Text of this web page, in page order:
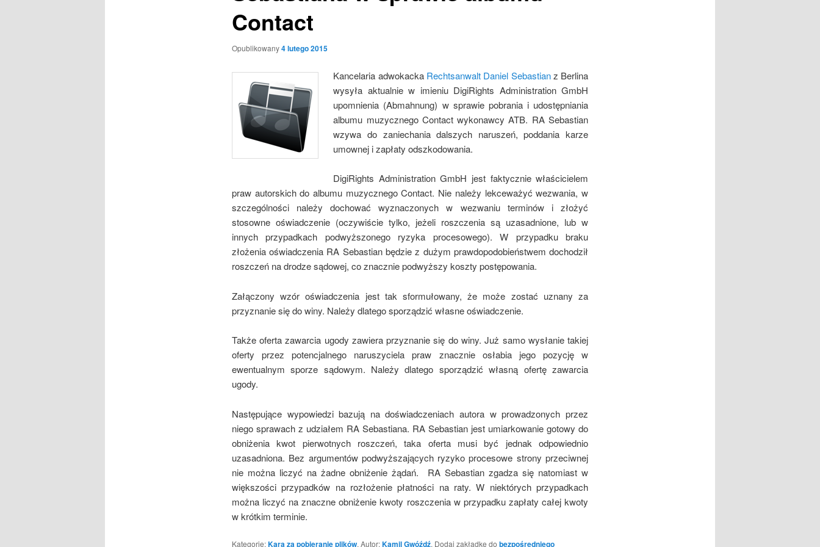
Contact
Opublikowany4 lutego 2015
Kancelaria adwokacka Rechtsanwalt Daniel Sebastianz Berlina
wysyła aktualnie w imieniu DigiRights Administration GmbH
upomnienia (Abmahnung) w sprawie pobrania i udostępniania
albumu muzycznego Contact wykonawcy ATB. RA Sebastian
wzywa do zaniechania dalszych naruszeń, poddania karze
umownej i zapłaty odszkodowania.
DigiRights Administration GmbH jest faktycznie właścicielem
praw autorskich do albumu muzycznego Contact. Nie należy lekceważyć wezwania, w
szczególności należy dochować wyznaczonych w wezwaniu terminów i złożyć
stosowne oświadczenie (oczywiście tylko, jeżeli roszczenia są uzasadnione, lub w
innych przypadkach podwyższonego ryzyka procesowego). W przypadku braku
złożenia oświadczenia RA Sebastian będzie z dużym prawdopodobieństwem dochodził
roszczeń na drodze sądowej, co znacznie podwyższy koszty postępowania.
Załączony wzór oświadczenia jest tak sformułowany, że może zostać uznany za
przyznanie się do winy. Należy dlatego sporządzić własne oświadczenie.
Także oferta zawarcia ugody zawiera przyznanie się do winy. Już samo wysłanie takiej
oferty przez potencjalnego naruszyciela praw znacznie osłabia jego pozycję w
ewentualnym sporze sądowym. Należy dlatego sporządzić własną ofertę zawarcia
ugody.
Następujące wypowiedzi bazują na doświadczeniach autora w prowadzonych przez
niego sprawach z udziałem RA Sebastiana. RA Sebastian jest umiarkowanie gotowy do
obniżenia kwot pierwotnych roszczeń, taka oferta musi być jednak odpowiednio
uzasadniona. Bez argumentów podwyższających ryzyko procesowe strony przeciwnej
nie można liczyć na żadne obniżenie żądań. RA Sebastian zgadza się natomiast w
większości przypadków na rozłożenie płatności na raty. W niektórych przypadkach
można liczyć na znaczne obniżenie kwoty roszczenia w przypadku zapłaty całej kwoty
w krótkim terminie.
Kategorie:Kara za pobieranie plików. Autor:Kamil Gwóźdź. Dodaj zakładkę do bezpośredniego